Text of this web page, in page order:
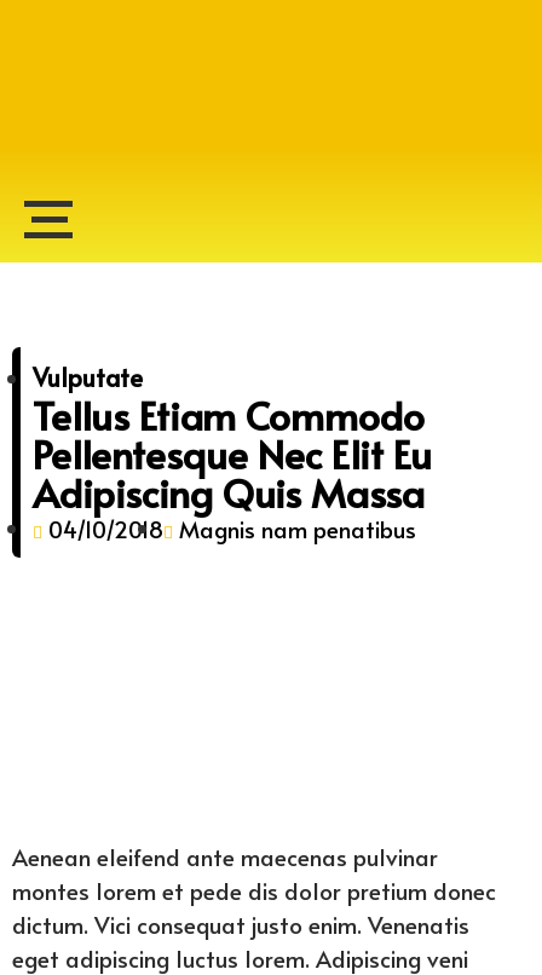
Vulputate
Tellus Etiam Commodo
Pellentesque Nec Elit Eu
Adipiscing Quis Massa
04/10/2018 Magnis nam penatibus
Aenean eleifend ante maecenas pulvinar
montes lorem et pede dis dolor pretium donec
dictum. Vici consequat justo enim. Venenatis
eget adipiscing luctus lorem. Adipiscing veni